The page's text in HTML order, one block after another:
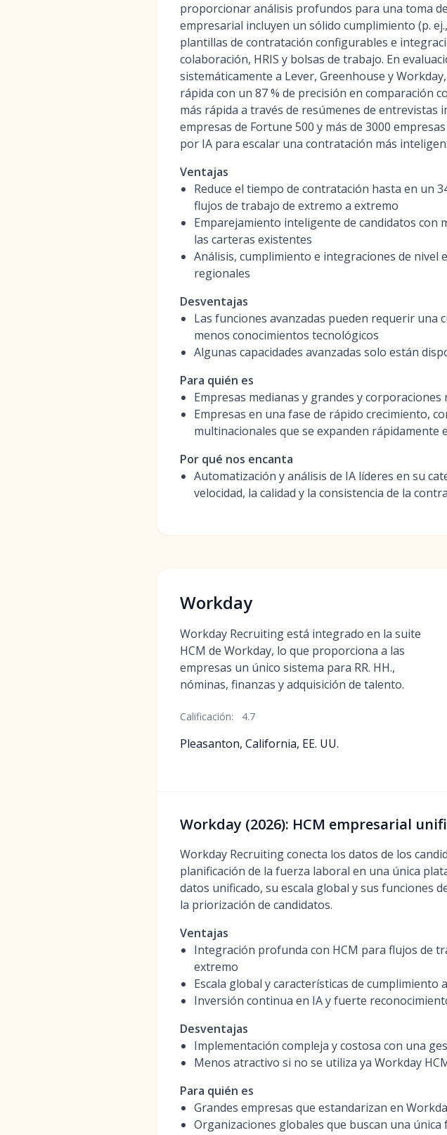
proporcionar análisis profundos para una toma
empresarial incluyen un sólido cumplimiento (p.
plantillas de contratación configurables e
colaboración, HRIS y bolsas de trabajo. En
sistemáticamente a Lever, Greenhouse y
rápida con un 87 % de precisión en comparación
más rápida a través de resúmenes de entrevistas
empresas de Fortune 500 y más de 3000
por IA para escalar una contratación más
Ventajas
Reduce el tiempo de contratación hasta en un
flujos de trabajo de extremo a extremo
Emparejamiento inteligente de candidatos con
las carteras existentes
Análisis, cumplimiento e integraciones de
regionales
Desventajas
Las funciones avanzadas pueden requerir una
menos conocimientos tecnológicos
Algunas capacidades avanzadas solo están
Para quién es
Empresas medianas y grandes y
Empresas en una fase de rápido crecimiento,
multinacionales que se expanden rápidamente
Por qué nos encanta
Automatización y análisis de IA líderes en su
velocidad, la calidad y la consistencia de la
Workday
Workday Recruiting está integrado en la suite
HCM de Workday, lo que proporciona a las
empresas un único sistema para RR. HH.,
nóminas, finanzas y adquisición de talento.
Calificación: 4.7
Pleasanton, California, EE. UU.
Workday (2026): HCM empresarial
Workday Recruiting conecta los datos de los
planificación de la fuerza laboral en una única
datos unificado, su escala global y sus funciones
la priorización de candidatos.
Ventajas
Integración profunda con HCM para flujos de
extremo
Escala global y características de
Inversión continua en IA y fuerte
Desventajas
Implementación compleja y costosa con una
Menos atractivo si no se utiliza ya Workday
Para quién es
Grandes empresas que estandarizan en
Organizaciones globales que buscan una